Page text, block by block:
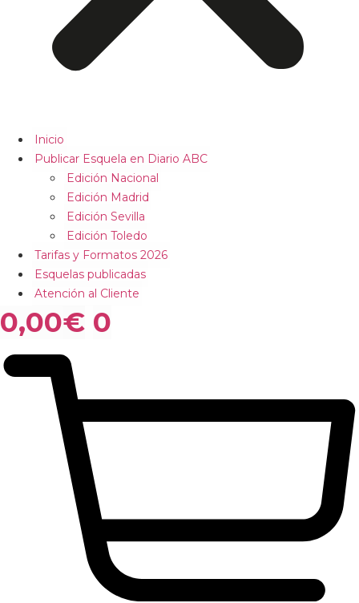
Inicio
Publicar Esquela en Diario ABC
Edición Nacional
Edición Madrid
Edición Sevilla
Edición Toledo
Tarifas y Formatos 2026
Esquelas publicadas
Atención al Cliente
0,00€ 0